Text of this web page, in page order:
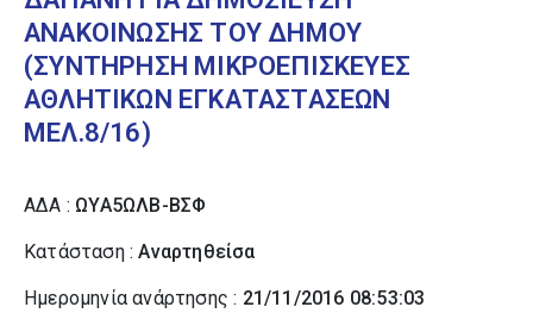
ΑΝΑΚΟΙΝΩΣΗΣ ΤΟΥ ΔΗΜΟΥ
(ΣΥΝΤΗΡΗΣΗ ΜΙΚΡΟΕΠΙΣΚΕΥΕΣ
ΑΘΛΗΤΙΚΩΝ ΕΓΚΑΤΑΣΤΑΣΕΩΝ
ΜΕΛ.8/16)
ΑΔΑ : ΩΥΑ5ΩΛΒ-ΒΣΦ
Κατάσταση :Αναρτηθείσα
Ημερομηνία ανάρτησης : 21/11/2016 08:53:03